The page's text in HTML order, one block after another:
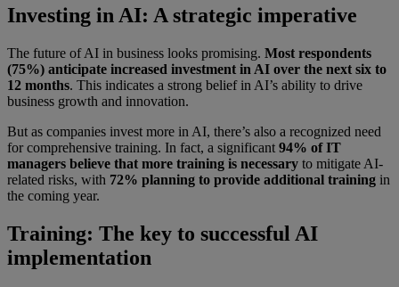
Investing in AI: A strategic imperative
The future of AI in business looks promising. Most respondents
(75%) anticipate increased investment in AI over the next six to
12 months. This indicates a strong belief in AI’s ability to drive
business growth and innovation.
But as companies invest more in AI, there’s also a recognized need
for comprehensive training. In fact, a significant 94% of IT
managers believe that more training is necessary to mitigate AI-
related risks, with 72% planning to provide additional training in
the coming year.
Training: The key to successful AI
implementation